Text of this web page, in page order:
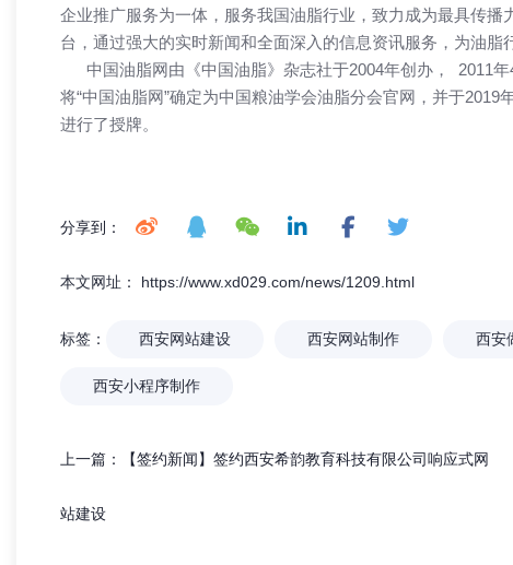
企业推广服务为一体，服务我国油脂行业，致力成为最具传
台，通过强大的实时新闻和全面深入的信息资讯服务，为油脂
中国油脂网由《中国油脂》杂志社于2004年创办， 2011年
将“中国油脂网”确定为中国粮油学会油脂分会官网，并于
进行了授牌。
分享到：
本文网址： https://www.xd029.com/news/1209.html
标签： 西安网站建设 西安网站制作 西安
西安小程序制作
上一篇： 【签约新闻】签约西安希韵教育科技有限公司响应式网
站建设